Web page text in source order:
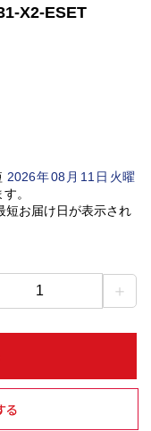
X2-ESET
2026年08 月 11 日火曜
。
短お届け日が表示され
1 ＋